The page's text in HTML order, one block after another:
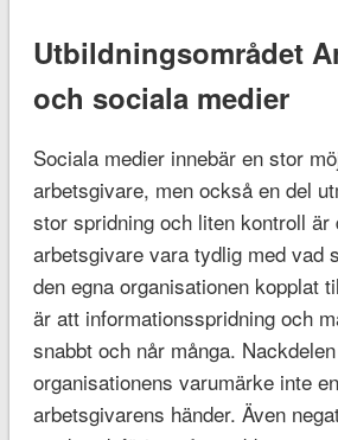
Utbildningsområdet
och sociala medier
Sociala medier innebär en stor
arbetsgivare, men också en del
stor spridning och liten kontroll
arbetsgivare vara tydlig med vad
den egna organisationen kopplat
är att informationsspridning och
snabbt och når många.
organisationens varumärke inte
arbetsgivarens händer. Även